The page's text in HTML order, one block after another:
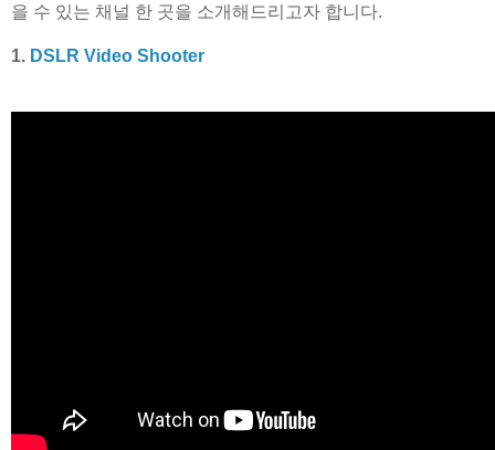
을 수 있는 채널 한 곳을 소개해드리고자 합니다.
1. DSLR Video Shooter